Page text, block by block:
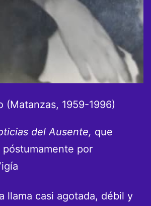
(Matanzas, 1959-1996)
del Ausente, que
por
llama casi agotada, débil y